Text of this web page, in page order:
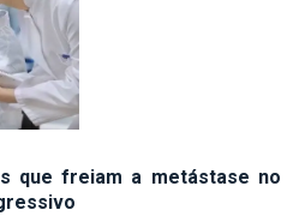
que freiam a metástase no